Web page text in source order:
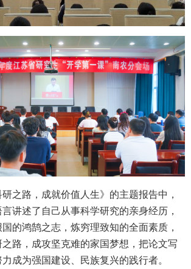
之路，成就价值人生》的主题报告中，
讲述了自己从事科学研究的亲身经历，
的鸿鹄之志，炼穷理致知的全面素质，
路，成攻坚克难的家国梦想，把论文写
成为强国建设、民族复兴的践行者。